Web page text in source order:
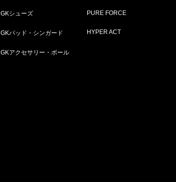
GKシューズ
GKパッド・シンガード
GKアクセサリー・ボール
PURE FORCE
HYPER ACT